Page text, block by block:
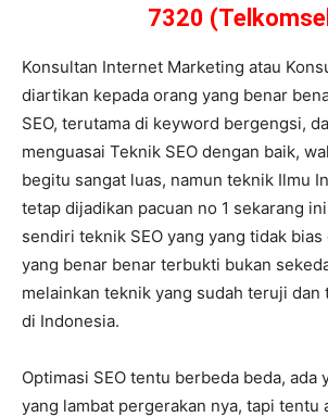
7320
Konsultan Internet Marketing atau
diartikan kepada orang yang benar
SEO, terutama di keyword bergengsi,
menguasai Teknik SEO dengan baik,
begitu sangat luas, namun teknik Ilmu
tetap dijadikan pacuan no 1 sekarang
sendiri teknik SEO yang yang tidak bias
yang benar benar terbukti bukan
melainkan teknik yang sudah teruji dan
di Indonesia.
Optimasi SEO tentu berbeda beda, ada
yang lambat pergerakan nya, tapi tentu